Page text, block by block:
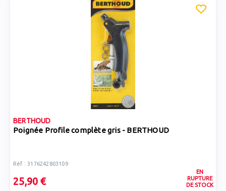
BERTHOUD
Poignée Profile complète gris - BERTHOUD
Réf : 3176242803109
25,90 €
EN
RUPTURE
DE STOCK